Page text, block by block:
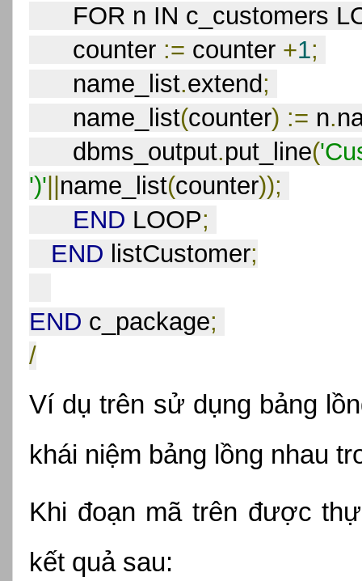
FOR n IN c_customers
counter := counter +1;
name_list.extend;
name_list(counter) := n.
dbms_output.put_line(
')' name_list(counter));
END LOOP;
END listCustomer;
END c_package;
/
Ví dụ trên sử dụng bảng
khái niệm bảng lồng nhau
Khi đoạn mã trên được
kết quả sau: